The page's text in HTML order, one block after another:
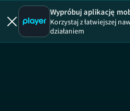
Wypróbuj aplikację
Korzystaj z łatwiejszej
działaniem